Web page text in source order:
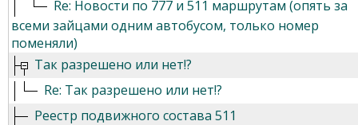
Re: Новости по 777 и 511 маршрутам (опять за
всеми зайцами одним автобусом, только номер
поменяли)
Так разрешено или нет!?
Re: Так разрешено или нет!?
Реестр подвижного состава 511